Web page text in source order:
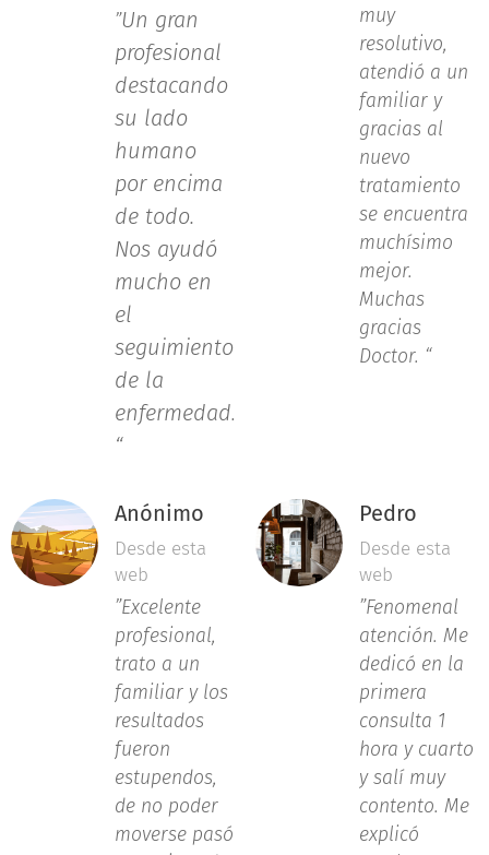
”Un gran
profesional
destacando
su lado
humano
por encima
de todo.
Nos ayudó
mucho en
el
seguimiento
de la
enfermedad.
“
muy
resolutivo,
atendió a un
familiar y
gracias al
nuevo
tratamiento
se encuentra
muchísimo
mejor.
Muchas
gracias
Doctor. “
Anónimo
Desde esta
web
”Excelente
profesional,
trato a un
familiar y los
resultados
fueron
estupendos,
de no poder
moverse pasó
Pedro
Desde esta
web
”Fenomenal
atención. Me
dedicó en la
primera
consulta 1
hora y cuarto
y salí muy
contento. Me
explicó